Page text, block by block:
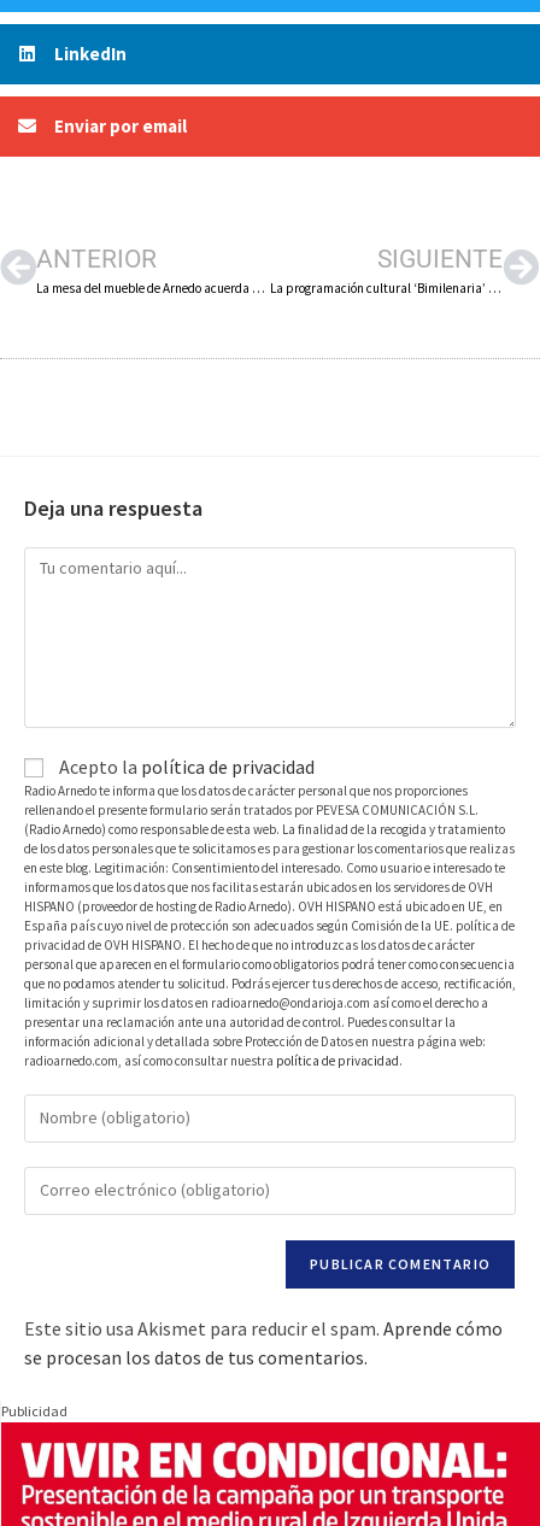
LinkedIn
Enviar por email
ANTERIOR
La mesa del mueble de Arnedo acuerda solicitar la implantación en la ciudad de un grado de Formación Profesional específico para el sector
SIGUIENTE
La programación cultural ‘Bimilenaria’ volverá a dinamizar las noches estivales en Calahorra
Deja una respuesta
Acepto la política de privacidad
Radio Arnedo te informa que los datos de carácter personal que nos proporciones
rellenando el presente formulario serán tratados por PEVESA COMUNICACIÓN S.L.
(Radio Arnedo) como responsable de esta web. La finalidad de la recogida y tratamiento
de los datos personales que te solicitamos es para gestionar los comentarios que realizas
en este blog. Legitimación: Consentimiento del interesado. Como usuario e interesado te
informamos que los datos que nos facilitas estarán ubicados en los servidores de OVH
HISPANO (proveedor de hosting de Radio Arnedo). OVH HISPANO está ubicado en UE, en
España país cuyo nivel de protección son adecuados según Comisión de la UE. política de
privacidad de OVH HISPANO. El hecho de que no introduzcas los datos de carácter
personal que aparecen en el formulario como obligatorios podrá tener como consecuencia
que no podamos atender tu solicitud. Podrás ejercer tus derechos de acceso, rectificación,
limitación y suprimir los datos en radioarnedo@ondarioja.com así como el derecho a
presentar una reclamación ante una autoridad de control. Puedes consultar la
información adicional y detallada sobre Protección de Datos en nuestra página web:
radioarnedo.com, así como consultar nuestra política de privacidad.
Este sitio usa Akismet para reducir el spam. Aprende cómo
se procesan los datos de tus comentarios.
Publicidad